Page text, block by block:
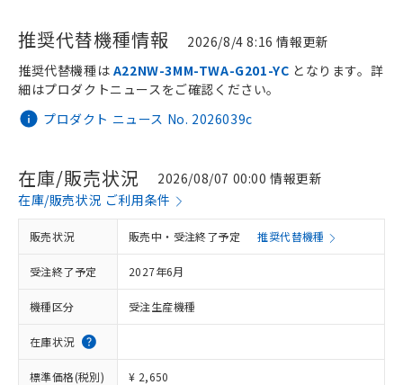
推奨代替機種情報 2026/8/4 8:16 情報更新
プロダクト ニュース No. 2026039c
推奨代替機種は A22NW-3MM-TWA-G201-YC となります。詳
細はプロダクトニュースをご確認ください。
在庫/販売状況
2026/08/07 00:00 情報更新
在庫/販売状況 ご利用条件
販売状況 販売中・受注終了予定 推奨代替機種
受注終了予定 2027年6月
機種区分 受注生産機種
在庫状況
標準価格(税別) ¥ 2,650